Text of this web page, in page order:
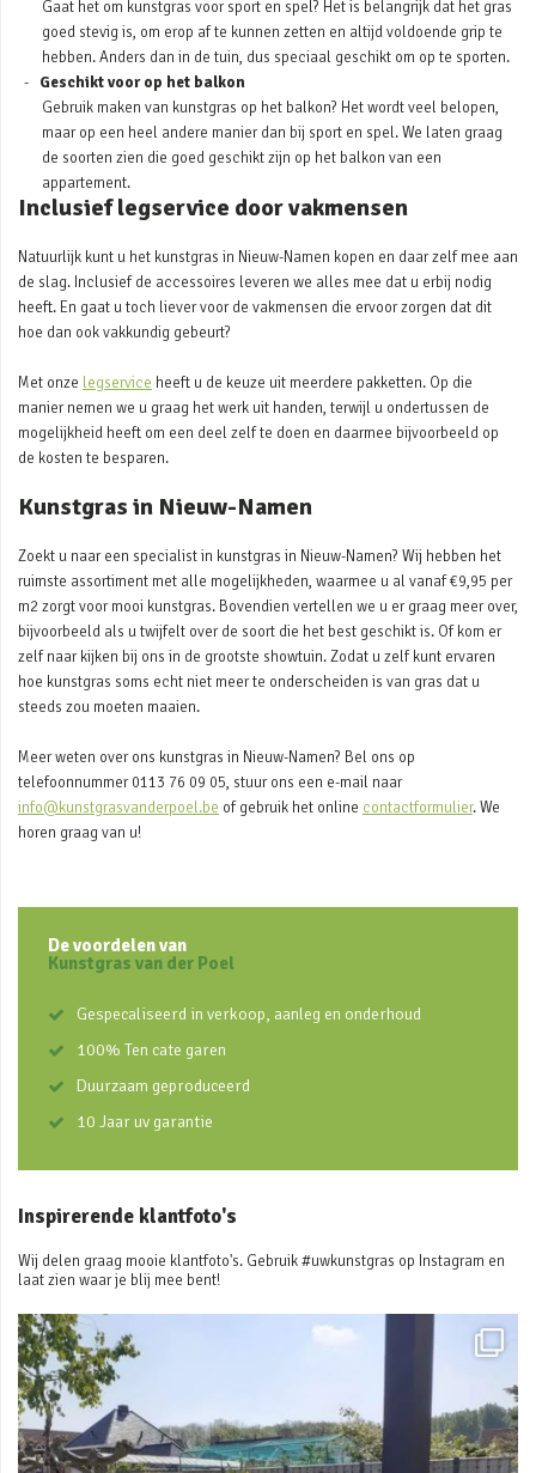
Gaat het om kunstgras voor sport en spel? Het is belangrijk dat het gras
goed stevig is, om erop af te kunnen zetten en altijd voldoende grip te
hebben. Anders dan in de tuin, dus speciaal geschikt om op te sporten.
Geschikt voor op het balkon
Gebruik maken van kunstgras op het balkon? Het wordt veel belopen,
maar op een heel andere manier dan bij sport en spel. We laten graag
de soorten zien die goed geschikt zijn op het balkon van een
appartement.
Inclusief legservice door vakmensen
Natuurlijk kunt u het kunstgras in Nieuw-Namen kopen en daar zelf mee aan
de slag. Inclusief de accessoires leveren we alles mee dat u erbij nodig
heeft. En gaat u toch liever voor de vakmensen die ervoor zorgen dat dit
hoe dan ook vakkundig gebeurt?
Met onze legservice heeft u de keuze uit meerdere pakketten. Op die
manier nemen we u graag het werk uit handen, terwijl u ondertussen de
mogelijkheid heeft om een deel zelf te doen en daarmee bijvoorbeeld op
de kosten te besparen.
Kunstgras in Nieuw-Namen
Zoekt u naar een specialist in kunstgras in Nieuw-Namen? Wij hebben het
ruimste assortiment met alle mogelijkheden, waarmee u al vanaf €9,95 per
m2 zorgt voor mooi kunstgras. Bovendien vertellen we u er graag meer over,
bijvoorbeeld als u twijfelt over de soort die het best geschikt is. Of kom er
zelf naar kijken bij ons in de grootste showtuin. Zodat u zelf kunt ervaren
hoe kunstgras soms echt niet meer te onderscheiden is van gras dat u
steeds zou moeten maaien.
Meer weten over ons kunstgras in Nieuw-Namen? Bel ons op
telefoonnummer 0113 76 09 05, stuur ons een e-mail naar
info@kunstgrasvanderpoel.be of gebruik het online contactformulier. We
horen graag van u!
De voordelen van
Kunstgras van der Poel
Gespecaliseerd in verkoop, aanleg en onderhoud
100% Ten cate garen
Duurzaam geproduceerd
10 Jaar uv garantie
Inspirerende klantfoto's
Wij delen graag mooie klantfoto's. Gebruik #uwkunstgras op Instagram en
laat zien waar je blij mee bent!